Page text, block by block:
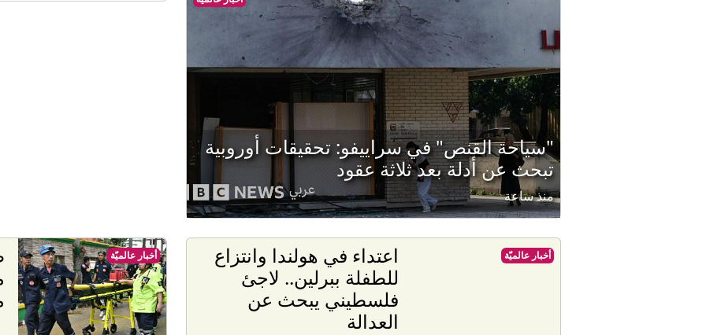
"سياحة القنص" في سراييفو: تحقيقات أوروبية
تبحث عن أدلة بعد ثلاثة عقود
منذ ساعة
اعتداء في هولندا وانتزاع
للطفلة ببرلين.. لاجئ
فلسطيني يبحث عن
العدالة
أخبار عالميّة أخبار عالميّة